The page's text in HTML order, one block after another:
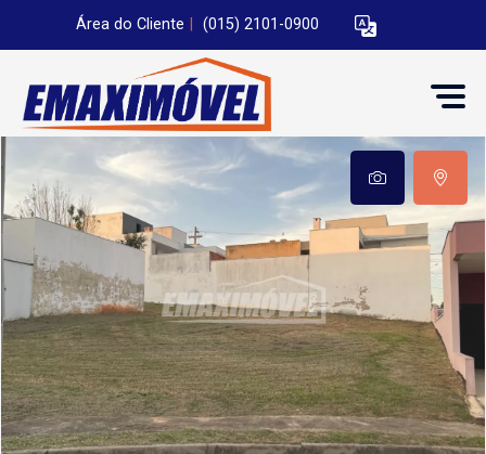
Área do Cliente (015) 2101-0900